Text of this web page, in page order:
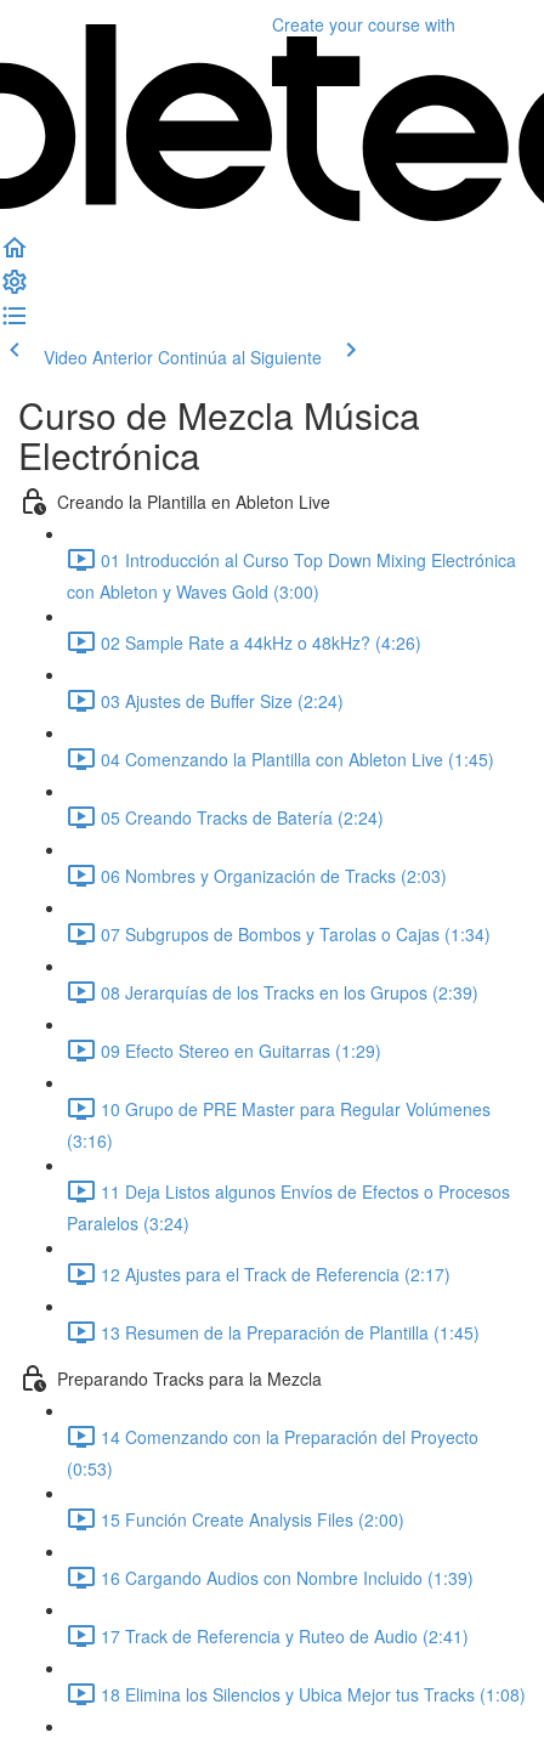
Create your course with
Video Anterior Continúa al Siguiente
Curso de Mezcla Música
Electrónica
Creando la Plantilla en Ableton Live
01 Introducción al Curso Top Down Mixing Electrónica
con Ableton y Waves Gold (3:00)
02 Sample Rate a 44kHz o 48kHz? (4:26)
03 Ajustes de Buffer Size (2:24)
04 Comenzando la Plantilla con Ableton Live (1:45)
05 Creando Tracks de Batería (2:24)
06 Nombres y Organización de Tracks (2:03)
07 Subgrupos de Bombos y Tarolas o Cajas (1:34)
08 Jerarquías de los Tracks en los Grupos (2:39)
09 Efecto Stereo en Guitarras (1:29)
10 Grupo de PRE Master para Regular Volúmenes
(3:16)
11 Deja Listos algunos Envíos de Efectos o Procesos
Paralelos (3:24)
12 Ajustes para el Track de Referencia (2:17)
13 Resumen de la Preparación de Plantilla (1:45)
Preparando Tracks para la Mezcla
14 Comenzando con la Preparación del Proyecto
(0:53)
15 Función Create Analysis Files (2:00)
16 Cargando Audios con Nombre Incluido (1:39)
17 Track de Referencia y Ruteo de Audio (2:41)
18 Elimina los Silencios y Ubica Mejor tus Tracks (1:08)